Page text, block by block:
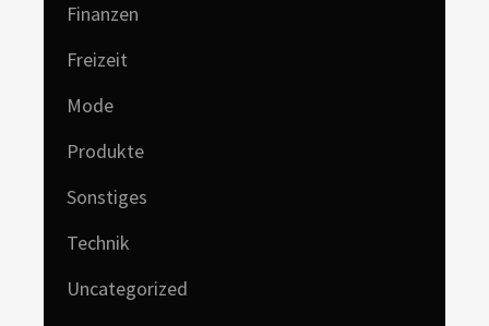
Finanzen
Freizeit
Mode
Produkte
Sonstiges
Technik
Uncategorized